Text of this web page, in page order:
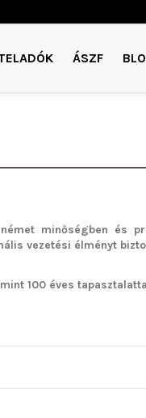
ÁSZF
német minőségben és
vezetési élményt
100 éves